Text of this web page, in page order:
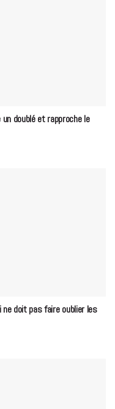
un doublé et rapproche le
ne doit pas faire oublier les